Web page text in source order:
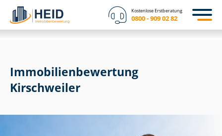
Kostenlose Erstberatung
0800 - 909 02 82
Immobilien­bewertung
Kirschweiler